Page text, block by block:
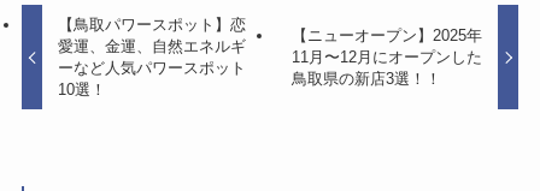
【鳥取パワースポット】恋
愛運、金運、自然エネルギ
ーなど人気パワースポット
10選！
【ニューオープン】2025年
11月〜12月にオープンした
鳥取県の新店3選！！